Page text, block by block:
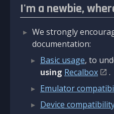
I'm a newbie,
We strongly
documentation:
Basic usage, to
using Recalbox
.
Emulator
Device